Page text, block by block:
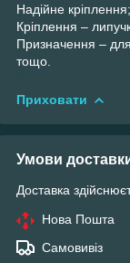
Надійне кріплення;
Кріплення –
Призначення –
тощо.
Приховати
Умови
Доставка
Нова Пошта
Самовивіз